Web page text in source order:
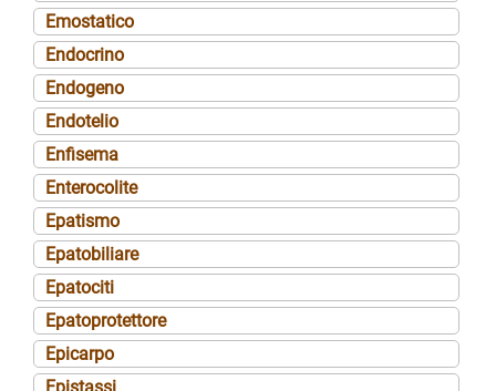
Emostatico
Endocrino
Endogeno
Endotelio
Enfisema
Enterocolite
Epatismo
Epatobiliare
Epatociti
Epatoprotettore
Epicarpo